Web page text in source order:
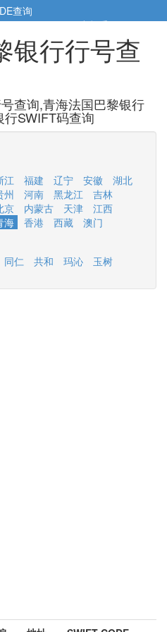
查询
5cm小帮手5cm.cn
银行行号查
查询,青海法国巴黎银行
SWIFT码查询
江 福建 辽宁 安徽
湖北
州 河南 黑龙江
吉林
京 内蒙古 天津
江西
海 香港 西藏
澳门
同仁 共和 玛沁 玉树